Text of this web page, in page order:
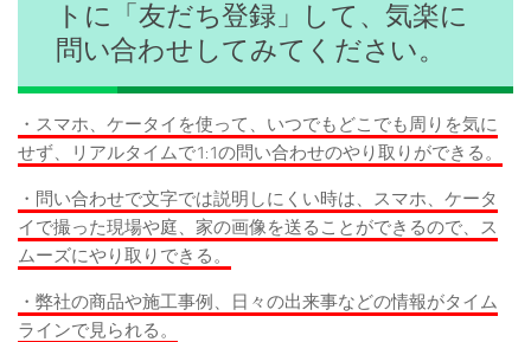
トに「友だち登録」して、気楽に
問い合わせしてみてください。
・スマホ、ケータイを使って、いつでもどこでも周りを気に
せず、リアルタイムで1:1の問い合わせのやり取りができる。
・問い合わせで文字では説明しにくい時は、スマホ、ケータ
イで撮った現場や庭、家の画像を送ることができるので、ス
ムーズにやり取りできる。
・弊社の商品や施工事例、日々の出来事などの情報がタイム
ラインで見られる。